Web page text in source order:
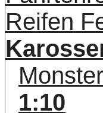
Reifen
1:10